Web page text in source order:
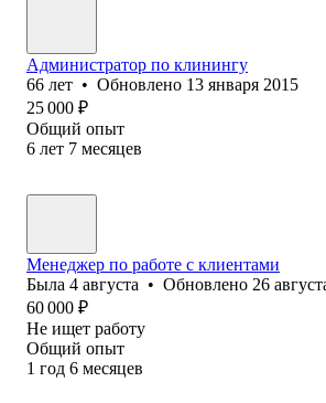
Администратор по клинингу
66 лет • Обновлено 13 января 2015
25 000 ₽
Общий опыт
6 лет 7 месяцев
Менеджер по работе с клиентами
Была 4 августа • Обновлено 26
60 000 ₽
Не ищет работу
Общий опыт
1 год 6 месяцев